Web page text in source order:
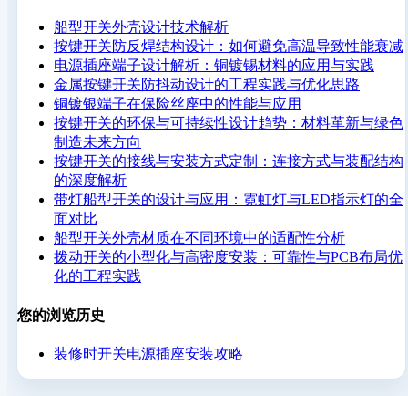
船型开关外壳设计技术解析
按键开关防反焊结构设计：如何避免高温导致性能衰减
电源插座端子设计解析：铜镀锡材料的应用与实践
金属按键开关防抖动设计的工程实践与优化思路
铜镀银端子在保险丝座中的性能与应用
按键开关的环保与可持续性设计趋势：材料革新与绿色
制造未来方向
按键开关的接线与安装方式定制：连接方式与装配结构
的深度解析
带灯船型开关的设计与应用：霓虹灯与LED指示灯的全
面对比
船型开关外壳材质在不同环境中的适配性分析
拨动开关的小型化与高密度安装：可靠性与PCB布局优
化的工程实践
您的浏览历史
装修时开关电源插座安装攻略